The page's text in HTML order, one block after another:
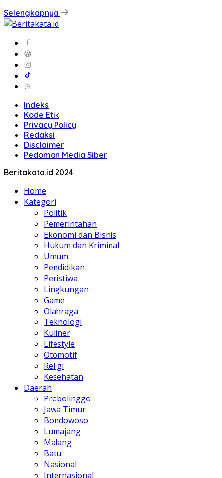
Selengkapnya
Indeks
Kode Etik
Privacy Policy
Redaksi
Disclaimer
Pedoman Media Siber
Beritakata.id 2024
Home
Kategori
Politik
Pemerintahan
Ekonomi dan Bisnis
Hukum dan Kriminal
Umum
Pendidikan
Peristiwa
Lingkungan
Game
Olahraga
Teknologi
Kuliner
Lifestyle
Otomotif
Religi
Kesehatan
Daerah
Probolinggo
Jawa Timur
Bondowoso
Lumajang
Malang
Batu
Nasional
Internasional